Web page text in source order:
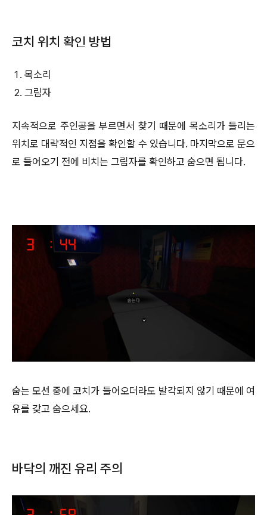
코치 위치 확인 방법
목소리
그림자
지속적으로 주인공을 부르면서 찾기 때문에 목소리가 들리는
위치로 대략적인 지점을 확인할 수 있습니다. 마지막으로 문으
로 들어오기 전에 비치는 그림자를 확인하고 숨으면 됩니다.
숨는 모션 중에 코치가 들어오더라도 발각되지 않기 때문에 여
유를 갖고 숨으세요.
바닥의 깨진 유리 주의